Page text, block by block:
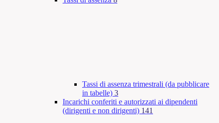
Tassi di assenza trimestrali (da pubblicare
in tabelle) 3
Incarichi conferiti e autorizzati ai dipendenti
(dirigenti e non dirigenti) 141